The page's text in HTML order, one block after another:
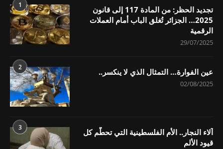
1
تجديد الحظر: من المادة 117 إلى قانون
2025… الجزائر تُغلق الباب أمام العملات
الرقمية
29/07/2025
2 عين الفوارة… التمثال الذي لا ينكسر..
02/08/2025
3
آلاء النجار.. الأم الفلسطينية التي تحطّم كل
قيود الألم